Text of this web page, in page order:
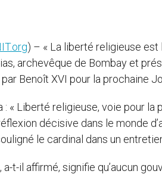
) – « La liberté religieuse est
archevêque de Bombay et
Benoît XVI pour la prochaine
« Liberté religieuse, voie pour la
décisive dans le monde
le cardinal dans un
t-il affirmé, signifie qu’aucun